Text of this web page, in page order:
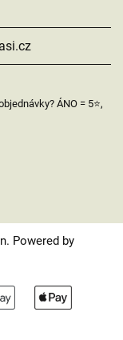
ÁNO = 5⭐,
Powered by